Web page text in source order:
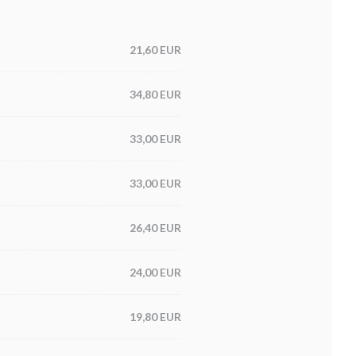
21,60 EUR
34,80 EUR
33,00 EUR
33,00 EUR
26,40 EUR
24,00 EUR
19,80 EUR